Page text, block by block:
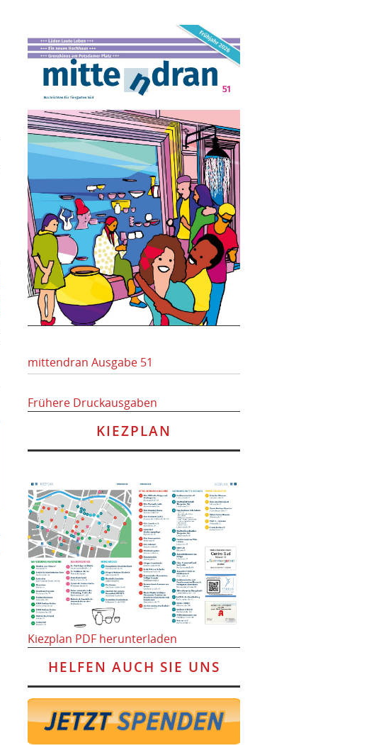
mittendran Ausgabe 51
Frühere Druckausgaben
KIEZPLAN
Kiezplan PDF herunterladen
HELFEN AUCH SIE UNS